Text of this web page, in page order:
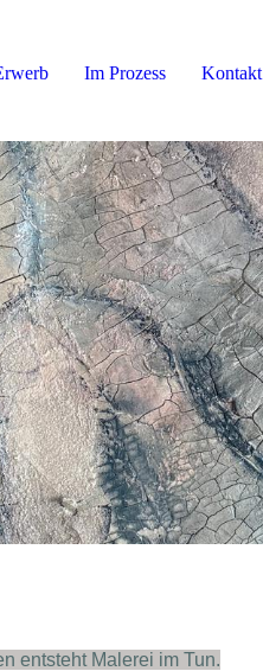
Im Prozess Kontakt
entsteht Malerei im Tun.